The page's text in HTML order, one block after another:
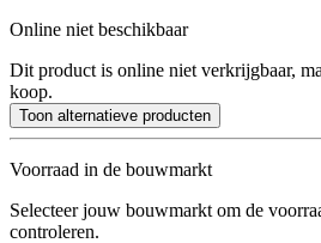
Online niet beschikbaar
Dit product is online niet verkrijgbaar,
koop.
Toon alternatieve producten
Voorraad in de bouwmarkt
Selecteer jouw bouwmarkt om de
controleren.